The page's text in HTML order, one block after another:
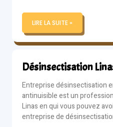
LIRE LA SUITE »
Désinsectisation
Entreprise désinsectisation
antinuisible est un
Linas en qui vous pouvez
entreprise de